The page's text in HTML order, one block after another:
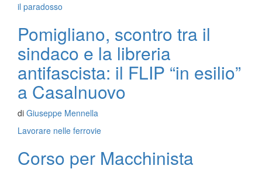
il paradosso
Pomigliano, scontro tra il
sindaco e la libreria
antifascista: il FLIP “in esilio”
a Casalnuovo
di Giuseppe Mennella
Lavorare nelle ferrovie
Corso per Macchinista